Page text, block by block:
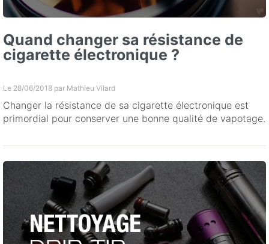
Quand changer sa résistance de
cigarette électronique ?
Le 28/06/2018 par Mathieu Vilard
Changer la résistance de sa cigarette électronique est
primordial pour conserver une bonne qualité de vapotage.